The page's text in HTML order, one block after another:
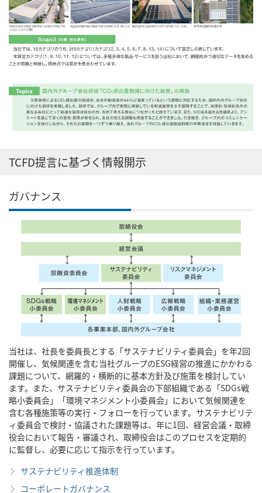
TCFD提言に基づく情報開示
ガバナンス
当社は、社長を委員長とする「サステナビリティ委員会」を年2回
開催し、気候関連を含む当社グループのESG経営の推進にかかわる
課題について、網羅的・横断的に基本方針及び施策を検討してい
ます。また、サステナビリティ委員会の下部組織である「SDGs戦
略小委員会」「環境マネジメント小委員会」において気候関連を
含む各種施策等の実行・フォローを行っています。サステナビリテ
ィ委員会で検討・協議された課題等は、年に1回、経営会議・取締
役会において報告・審議され、取締役会はこのプロセスを定期的
に監督し、必要に応じて指示を行っています。
サステナビリティ推進体制
コーポレートガバナンス